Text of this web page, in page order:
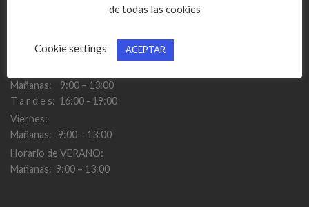
HORARIO DE ATENCIÓN :
Mañanas: 9:00 – 13:00
T a r d e s: 16:00 - 19:00
Viernes:
Mañanas: 9:00 – 13:00
Horario de VERANO:
Mañanas: 9:00 – 13:00
de todas las cookies
Cookie settings ACEPTAR